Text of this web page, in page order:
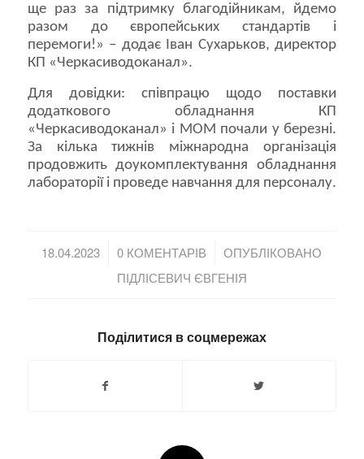
ще раз за підтримку благодійникам, йдемо
разом до європейських стандартів і
перемоги!» – додає Іван Сухарьков, директор
КП «Черкасиводоканал».
Для довідки: співпрацю щодо поставки
додаткового обладнання КП
«Черкасиводоканал» і МОМ почали у березні.
За кілька тижнів міжнародна організація
продовжить доукомплектування обладнання
лабораторії і проведе навчання для персоналу.
18.04.2023
/ 0 КОМЕНТАРІВ
/
ОПУБЛІКОВАНО
ПІДЛІСЕВИЧ ЄВГЕНІЯ
Поділитися в соцмережах